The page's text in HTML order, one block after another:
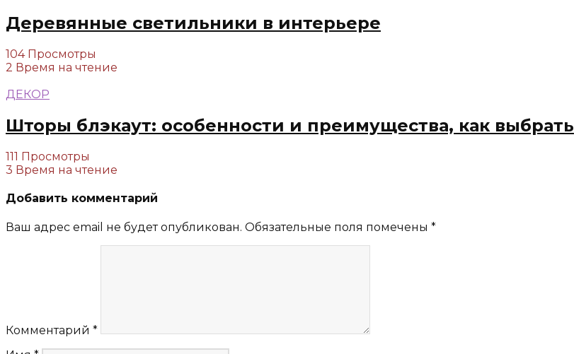
Деревянные светильники в интерьере
104 Просмотры
2 Время на чтение
ДЕКОР
Шторы блэкаут: особенности и преимущества, как выбрать
111 Просмотры
3 Время на чтение
Добавить комментарий
Ваш адрес email не будет опубликован. Обязательные поля помечены *
Комментарий *